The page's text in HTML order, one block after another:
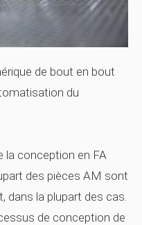
de bout en bout
du
la conception en FA
des pièces AM sont
dans la plupart des cas.
de conception de